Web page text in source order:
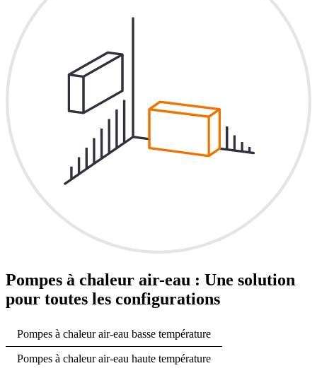
Pompes à chaleur air-eau : Une solution
pour toutes les configurations
Pompes à chaleur air-eau basse température
Pompes à chaleur air-eau haute température